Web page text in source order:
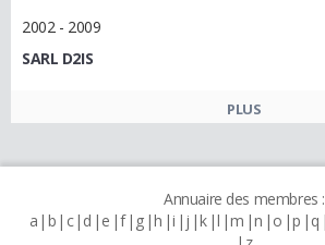
2002 - 2009
SARL D2IS
PLUS
Annuaire des membres :
a b c d e f g h i j k l m n o p q